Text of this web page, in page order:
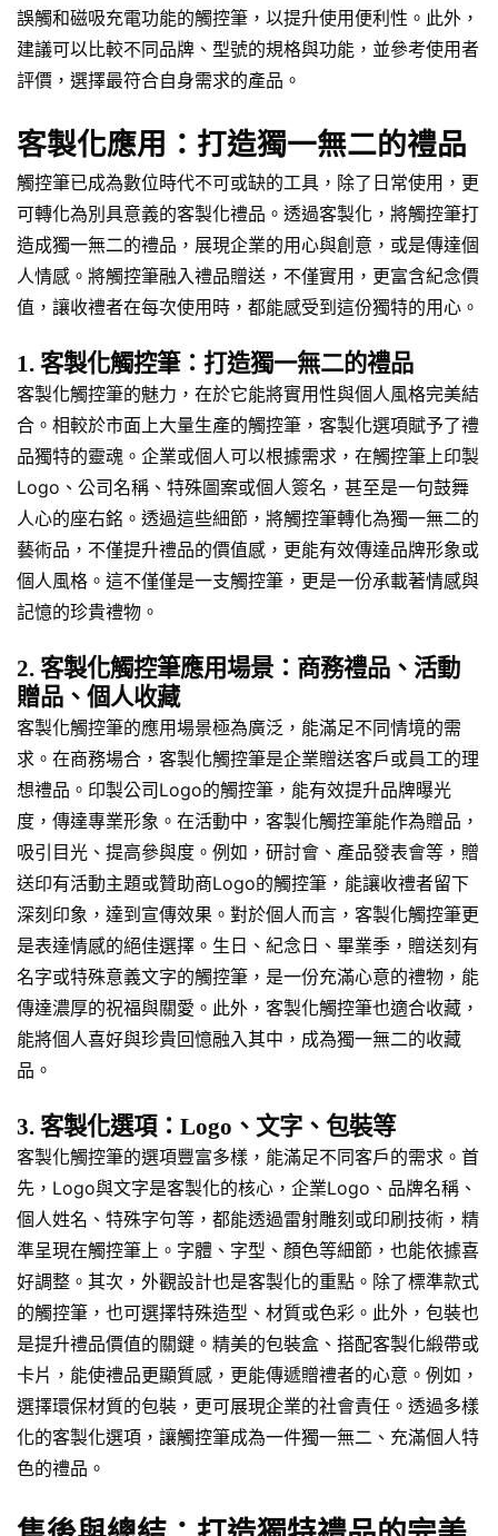
誤觸和磁吸充電功能的觸控筆，以提升使用便利性。此外，
建議可以比較不同品牌、型號的規格與功能，並參考使用者
評價，選擇最符合自身需求的產品。
客製化應用：打造獨一無二的禮品
觸控筆已成為數位時代不可或缺的工具，除了日常使用，更
可轉化為別具意義的客製化禮品。透過客製化，將觸控筆打
造成獨一無二的禮品，展現企業的用心與創意，或是傳達個
人情感。將觸控筆融入禮品贈送，不僅實用，更富含紀念價
值，讓收禮者在每次使用時，都能感受到這份獨特的用心。
1. 客製化觸控筆：打造獨一無二的禮品
客製化觸控筆的魅力，在於它能將實用性與個人風格完美結
合。相較於市面上大量生產的觸控筆，客製化選項賦予了禮
品獨特的靈魂。企業或個人可以根據需求，在觸控筆上印製
Logo、公司名稱、特殊圖案或個人簽名，甚至是一句鼓舞
人心的座右銘。透過這些細節，將觸控筆轉化為獨一無二的
藝術品，不僅提升禮品的價值感，更能有效傳達品牌形象或
個人風格。這不僅僅是一支觸控筆，更是一份承載著情感與
記憶的珍貴禮物。
2. 客製化觸控筆應用場景：商務禮品、活動
贈品、個人收藏
客製化觸控筆的應用場景極為廣泛，能滿足不同情境的需
求。在商務場合，客製化觸控筆是企業贈送客戶或員工的理
想禮品。印製公司Logo的觸控筆，能有效提升品牌曝光
度，傳達專業形象。在活動中，客製化觸控筆能作為贈品，
吸引目光、提高參與度。例如，研討會、產品發表會等，贈
送印有活動主題或贊助商Logo的觸控筆，能讓收禮者留下
深刻印象，達到宣傳效果。對於個人而言，客製化觸控筆更
是表達情感的絕佳選擇。生日、紀念日、畢業季，贈送刻有
名字或特殊意義文字的觸控筆，是一份充滿心意的禮物，能
傳達濃厚的祝福與關愛。此外，客製化觸控筆也適合收藏，
能將個人喜好與珍貴回憶融入其中，成為獨一無二的收藏
品。
3. 客製化選項：Logo、文字、包裝等
客製化觸控筆的選項豐富多樣，能滿足不同客戶的需求。首
先，Logo與文字是客製化的核心，企業Logo、品牌名稱、
個人姓名、特殊字句等，都能透過雷射雕刻或印刷技術，精
準呈現在觸控筆上。字體、字型、顏色等細節，也能依據喜
好調整。其次，外觀設計也是客製化的重點。除了標準款式
的觸控筆，也可選擇特殊造型、材質或色彩。此外，包裝也
是提升禮品價值的關鍵。精美的包裝盒、搭配客製化緞帶或
卡片，能使禮品更顯質感，更能傳遞贈禮者的心意。例如，
選擇環保材質的包裝，更可展現企業的社會責任。透過多樣
化的客製化選項，讓觸控筆成為一件獨一無二、充滿個人特
色的禮品。